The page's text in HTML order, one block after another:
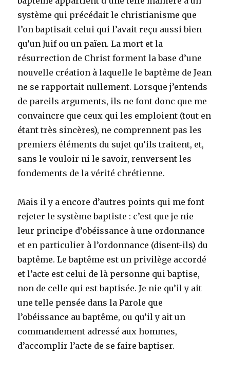
système qui précédait le christianisme que
l’on baptisait celui qui l’avait reçu aussi bien
qu’un Juif ou un païen. La mort et la
résurrection de Christ forment la base d’une
nouvelle création à laquelle le baptême de Jean
ne se rapportait nullement. Lorsque j’entends
de pareils arguments, ils ne font donc que me
convaincre que ceux qui les emploient (tout en
étant très sincères), ne comprennent pas les
premiers éléments du sujet qu’ils traitent, et,
sans le vouloir ni le savoir, renversent les
fondements de la vérité chrétienne.
Mais il y a encore d’autres points qui me font
rejeter le système baptiste : c’est que je nie
leur principe d’obéissance à une ordonnance
et en particulier à l’ordonnance (disent-ils) du
baptême. Le baptême est un privilège accordé
et l’acte est celui de là personne qui baptise,
non de celle qui est baptisée. Je nie qu’il y ait
une telle pensée dans la Parole que
l’obéissance au baptême, ou qu’il y ait un
commandement adressé aux hommes,
d’accomplir l’acte de se faire baptiser.